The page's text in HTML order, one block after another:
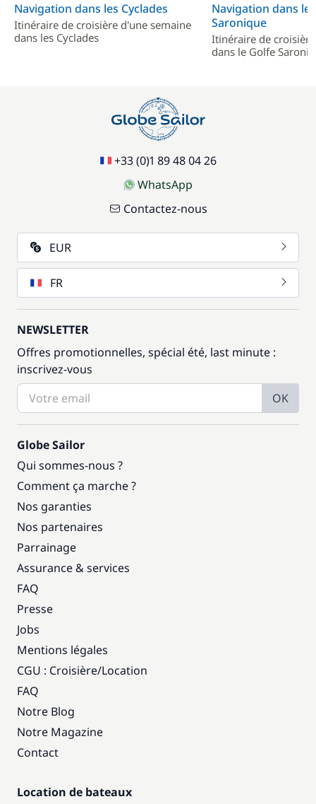
Navigation dans les Cyclades
Itinéraire de croisière d'une semaine
dans les Cyclades
Navigation dans le
Saronique
Itinéraire de
dans le Golfe
+33 (0)1 89 48 04 26
WhatsApp
Contactez-nous
EUR
FR
NEWSLETTER
Offres promotionnelles, spécial été, last minute :
inscrivez-vous
OK
Globe Sailor
Qui sommes-nous ?
Comment ça marche ?
Nos garanties
Nos partenaires
Parrainage
Assurance & services
FAQ
Presse
Jobs
Mentions légales
CGU : Croisière/Location
FAQ
Notre Blog
Notre Magazine
Contact
Location de bateaux